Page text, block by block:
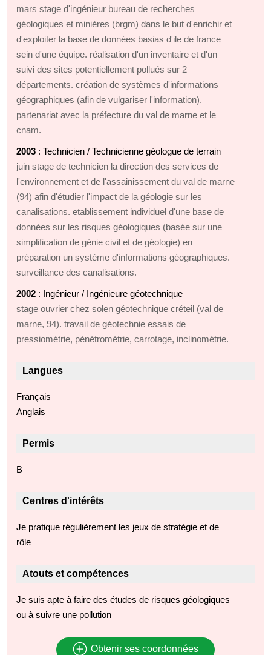
mars stage d'ingénieur bureau de recherches
géologiques et minières (brgm) dans le but d'enrichir et
d'exploiter la base de données basias d'ile de france
sein d'une équipe. réalisation d'un inventaire et d'un
suivi des sites potentiellement pollués sur 2
départements. création de systèmes d'informations
géographiques (afin de vulgariser l'information).
partenariat avec la préfecture du val de marne et le
cnam.
2003 : Technicien / Technicienne géologue de terrain
juin stage de technicien la direction des services de
l'environnement et de l'assainissement du val de marne
(94) afin d'étudier l'impact de la géologie sur les
canalisations. etablissement individuel d'une base de
données sur les risques géologiques (basée sur une
simplification de génie civil et de géologie) en
préparation un système d'informations géographiques.
surveillance des canalisations.
2002 : Ingénieur / Ingénieure géotechnique
stage ouvrier chez solen géotechnique créteil (val de
marne, 94). travail de géotechnie essais de
pressiométrie, pénétrométrie, carrotage, inclinométrie.
Langues
Français
Anglais
Permis
B
Centres d'intérêts
Je pratique régulièrement les jeux de stratégie et de
rôle
Atouts et compétences
Je suis apte à faire des études de risques géologiques
ou à suivre une pollution
Obtenir ses coordonnées